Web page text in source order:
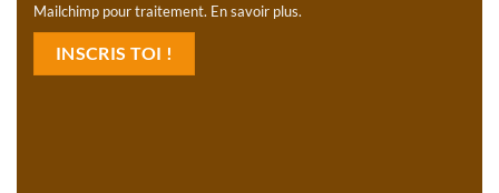
Mailchimp pour traitement. En savoir plus.